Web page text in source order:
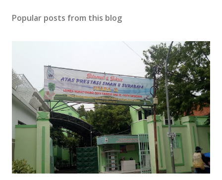
Popular posts from this blog